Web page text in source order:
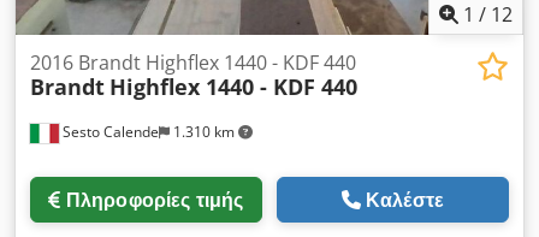
1 / 12
Sesto Calende 1.310 km
2016 Brandt Highflex 1440 - KDF 440
Brandt Highflex 1440 - KDF 440
Πληροφορίες τιμής Καλέστε